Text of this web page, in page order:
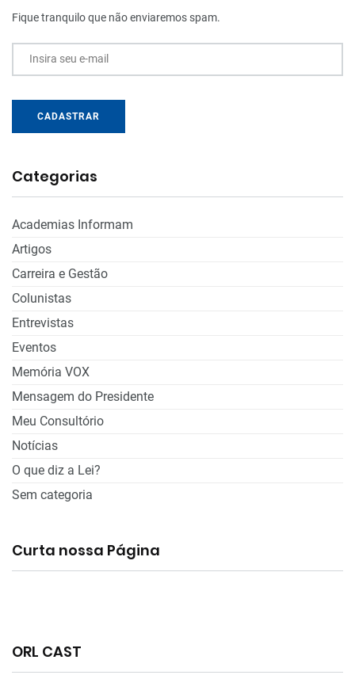
Fique tranquilo que não enviaremos spam.
Insira seu e-mail
CADASTRAR
Categorias
Academias Informam
Artigos
Carreira e Gestão
Colunistas
Entrevistas
Eventos
Memória VOX
Mensagem do Presidente
Meu Consultório
Notícias
O que diz a Lei?
Sem categoria
Curta nossa Página
ORL CAST